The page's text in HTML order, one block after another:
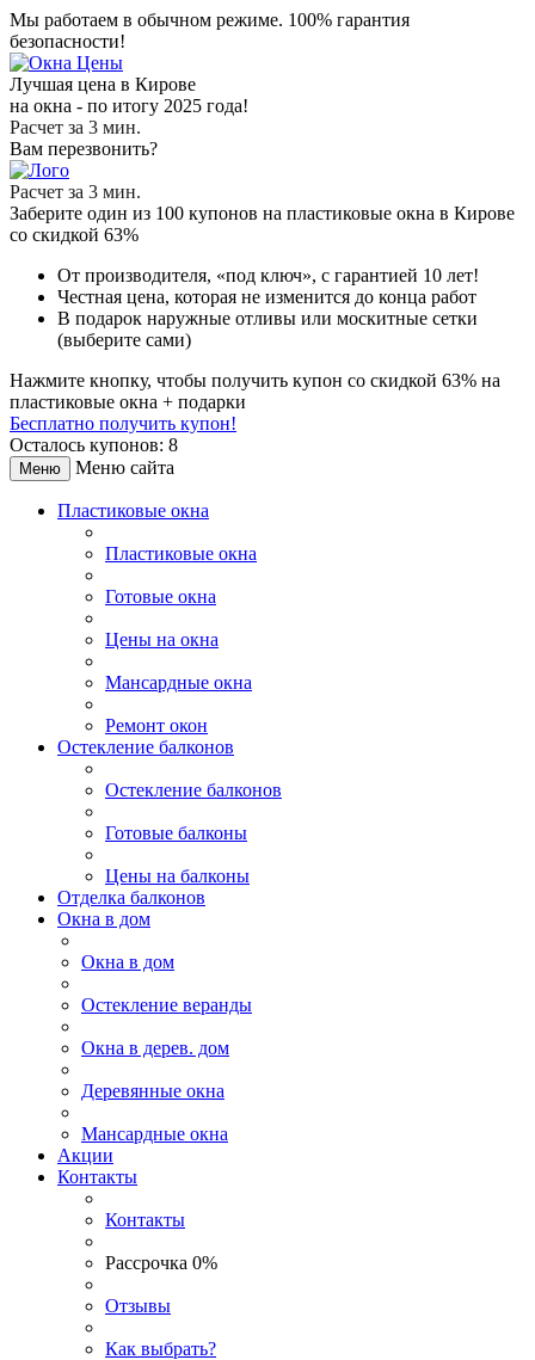
Мы работаем в обычном режиме. 100% гарантия
безопасности!
Лучшая цена в Кирове
на окна - по итогу 2025 года!
Расчет за 3 мин.
Вам перезвонить?
Расчет за 3 мин.
Заберите один из 100 купонов на пластиковые окна в Кирове
со скидкой 63%
От производителя, «под ключ», с гарантией 10 лет!
Честная цена, которая не изменится до конца работ
В подарок наружные отливы или москитные сетки
(выберите сами)
Нажмите кнопку, чтобы получить купон со скидкой 63% на
пластиковые окна + подарки
Бесплатно получить купон!
Осталось купонов: 8
Меню Меню сайта
Пластиковые окна
Пластиковые окна
Готовые окна
Цены на окна
Мансардные окна
Ремонт окон
Остекление балконов
Остекление балконов
Готовые балконы
Цены на балконы
Отделка балконов
Окна в дом
Окна в дом
Остекление веранды
Окна в дерев. дом
Деревянные окна
Мансардные окна
Акции
Контакты
Контакты
Рассрочка 0%
Отзывы
Как выбрать?